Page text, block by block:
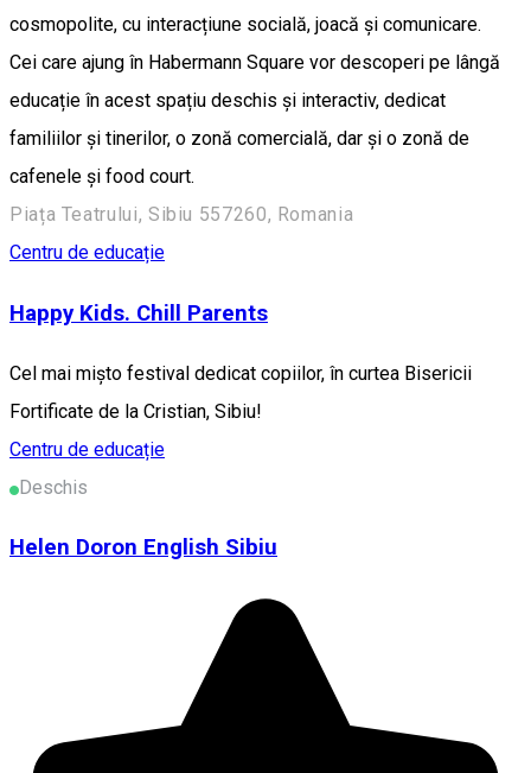
cosmopolite, cu interacțiune socială, joacă și comunicare.
Cei care ajung în Habermann Square vor descoperi pe lângă
educație în acest spațiu deschis și interactiv, dedicat
familiilor și tinerilor, o zonă comercială, dar și o zonă de
cafenele și food court.
Piața Teatrului, Sibiu 557260, Romania
Centru de educație
Happy Kids. Chill Parents
Cel mai mișto festival dedicat copiilor, în curtea Bisericii
Fortificate de la Cristian, Sibiu!
Centru de educație
Deschis
Helen Doron English Sibiu